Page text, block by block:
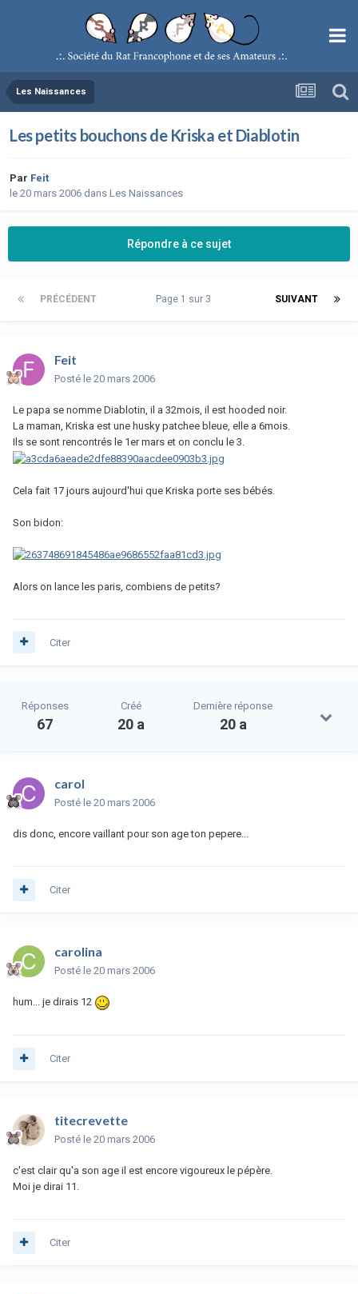
Les Naissances
Les petits bouchons de Kriska et Diablotin
Par Feit
le 20 mars 2006 dans Les Naissances
Répondre à ce sujet
PRÉCÉDENT SUIVANT
Page 1 sur 3
Feit
Posté le 20 mars 2006
Le papa se nomme Diablotin, il a 32mois, il est hooded noir.
La maman, Kriska est une husky patchee bleue, elle a 6mois.
Ils se sont rencontrés le 1er mars et on conclu le 3.
Cela fait 17 jours aujourd'hui que Kriska porte ses bébés.
Son bidon:
Alors on lance les paris, combiens de petits?
Citer
Réponses
67
Créé
20 a
Dernière réponse
20 a
carol
Posté le 20 mars 2006
dis donc, encore vaillant pour son age ton pepere...
Citer
carolina
Posté le 20 mars 2006
hum... je dirais 12
Citer
titecrevette
Posté le 20 mars 2006
c'est clair qu'a son age il est encore vigoureux le pépère.
Moi je dirai 11.
Citer